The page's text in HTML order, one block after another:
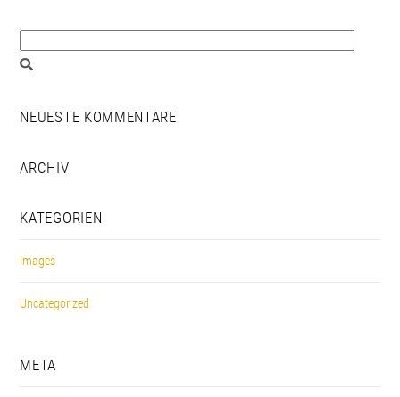
NEUESTE KOMMENTARE
ARCHIV
KATEGORIEN
Images
Uncategorized
META